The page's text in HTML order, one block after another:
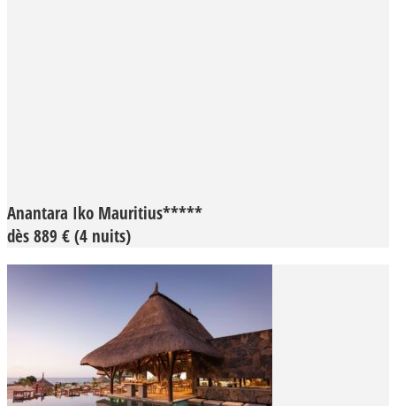
Anantara Iko Mauritius*****
dès 889 € (4 nuits)